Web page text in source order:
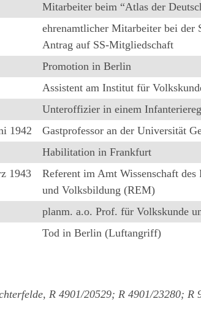
Mitarbeiter beim “Atlas der
ehrenamtlicher Mitarbeiter bei der
Antrag auf SS-Mitgliedschaft
Promotion in Berlin
Assistent am Institut für
Unteroffizier in einem
1942
Gastprofessor an der Universität
Habilitation in Frankfurt
1943
Referent im Amt Wissenschaft
und Volksbildung (REM)
planm. a.o. Prof. für Volkskunde
Tod in Berlin (Luftangriff)
R 4901/20529; R 4901/23280; R